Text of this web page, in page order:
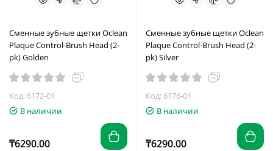
Сменные зубные щетки Oclean
Plaque Control-Brush Head (2-
pk) Golden
Код: 6172-01
В наличии
₸6290.00
Сменные зубные щетки Oclean
Plaque Control-Brush Head (2-
pk) Silver
Код: 6176-01
В наличии
₸6290.00